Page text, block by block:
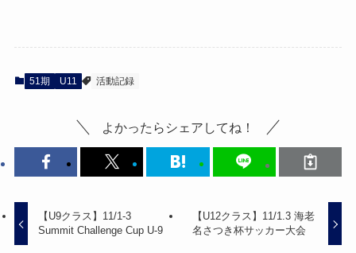
51期 U11 活動記録
よかったらシェアしてね！
【U9クラス】11/1-3
Summit Challenge Cup U-9
【U12クラス】11/1.3 海老
名さつき杯サッカー大会